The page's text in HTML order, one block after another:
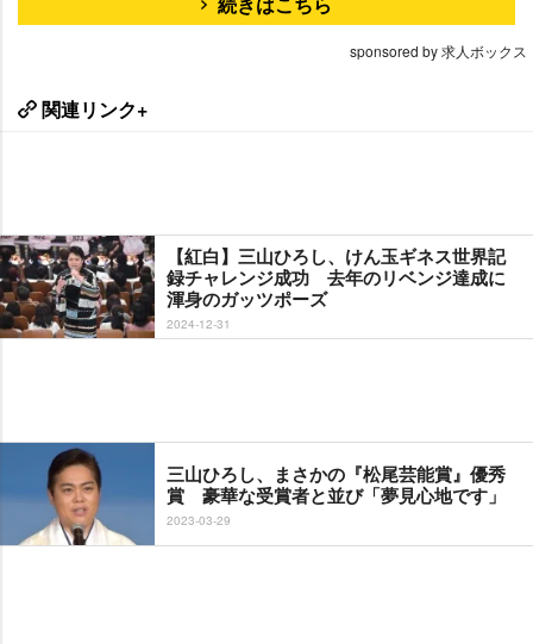
sponsored by 求人ボックス
関連リンク+
【紅白】三山ひろし、けん玉ギネス世界記
録チャレンジ成功 去年のリベンジ達成に
渾身のガッツポーズ
2024-12-31
三山ひろし、まさかの『松尾芸能賞』優秀
賞 豪華な受賞者と並び「夢見心地です」
2023-03-29